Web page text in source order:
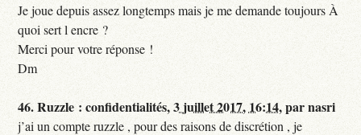
Je joue depuis assez longtemps mais je me demande toujours À
quoi sert l encre ?
Merci pour votre réponse !
Dm
46.Ruzzle : confidentialités,3 juillet 2017, 16:14,parnasri
j’ai un compte ruzzle , pour des raisons de discrétion , je